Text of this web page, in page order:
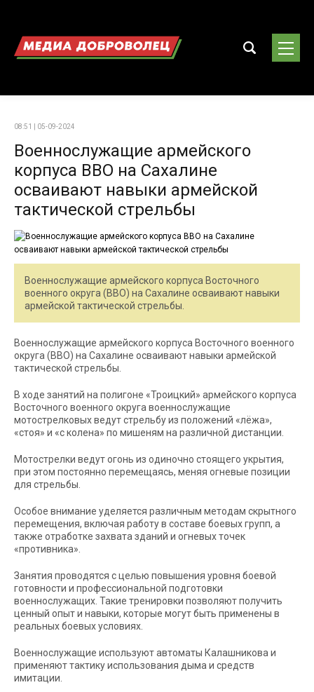
08:51 | 05-09-2024
Военнослужащие армейского
корпуса ВВО на Сахалине
осваивают навыки армейской
тактической стрельбы
Военнослужащие армейского корпуса Восточного
военного округа (ВВО) на Сахалине осваивают навыки
армейской тактической стрельбы.
Военнослужащие армейского корпуса Восточного военного
округа (ВВО) на Сахалине осваивают навыки армейской
тактической стрельбы.
В ходе занятий на полигоне «Троицкий» армейского корпуса
Восточного военного округа военнослужащие
мотострелковых ведут стрельбу из положений «лёжа»,
«стоя» и «с колена» по мишеням на различной дистанции.
Мотострелки ведут огонь из одиночно стоящего укрытия,
при этом постоянно перемещаясь, меняя огневые позиции
для стрельбы.
Особое внимание уделяется различным методам скрытного
перемещения, включая работу в составе боевых групп, а
также отработке захвата зданий и огневых точек
«противника».
Занятия проводятся с целью повышения уровня боевой
готовности и профессиональной подготовки
военнослужащих. Такие тренировки позволяют получить
ценный опыт и навыки, которые могут быть применены в
реальных боевых условиях.
Военнослужащие используют автоматы Калашникова и
применяют тактику использования дыма и средств
имитации.